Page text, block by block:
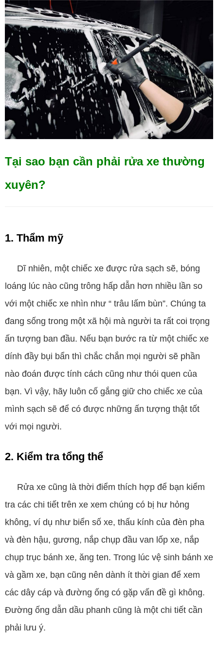
Tại sao bạn cần phải rửa xe thường
xuyên?
1. Thẩm mỹ
Dĩ nhiên, một chiếc xe được rửa sạch sẽ, bóng
loáng lúc nào cũng trông hấp dẫn hơn nhiều lần so
với một chiếc xe nhìn như “ trâu lấm bùn”. Chúng ta
đang sống trong một xã hội mà người ta rất coi trọng
ấn tượng ban đầu. Nếu bạn bước ra từ một chiếc xe
dính đầy bụi bẩn thì chắc chắn mọi người sẽ phần
nào đoán được tính cách cũng như thói quen của
bạn. Vì vậy, hãy luôn cố gắng giữ cho chiếc xe của
mình sạch sẽ để có được những ấn tượng thật tốt
với mọi người.
2. Kiểm tra tổng thể
Rửa xe cũng là thời điểm thích hợp để bạn kiểm
tra các chi tiết trên xe xem chúng có bị hư hỏng
không, ví dụ như biển số xe, thấu kính của đèn pha
và đèn hậu, gương, nắp chụp đầu van lốp xe, nắp
chụp trục bánh xe, ăng ten. Trong lúc vệ sinh bánh xe
và gầm xe, bạn cũng nên dành ít thời gian để xem
các dây cáp và đường ống có gặp vấn đề gì không.
Đường ống dẫn dầu phanh cũng là một chi tiết cần
phải lưu ý.